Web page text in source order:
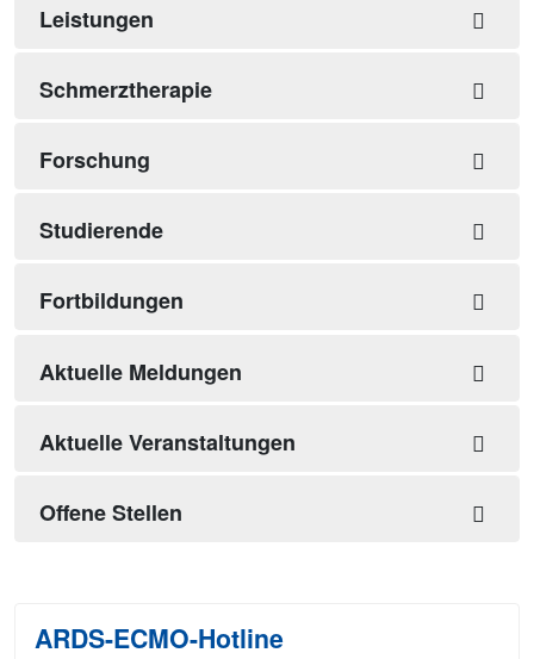
Leistungen
Schmerztherapie
Forschung
Studierende
Fortbildungen
Aktuelle Meldungen
Aktuelle Veranstaltungen
Offene Stellen
ARDS-ECMO-Hotline